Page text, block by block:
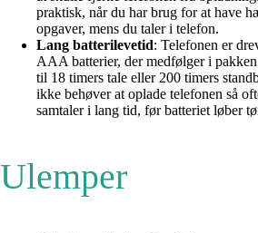
praktisk, når du har brug for at have
opgaver, mens du taler i telefon.
Lang batterilevetid: Telefonen er
AAA batterier, der medfølger i
til 18 timers tale eller 200 timers
ikke behøver at oplade telefonen så
samtaler i lang tid, før batteriet løber
Ulemper